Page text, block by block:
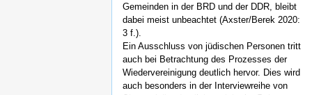
Gemeinden in der BRD und der DDR, bleibt
dabei meist unbeachtet (Axster/Berek 2020:
3 f.).
Ein Ausschluss von jüdischen Personen tritt
auch bei Betrachtung des Prozesses der
Wiedervereinigung deutlich hervor. Dies wird
auch besonders in der Interviewreihe von